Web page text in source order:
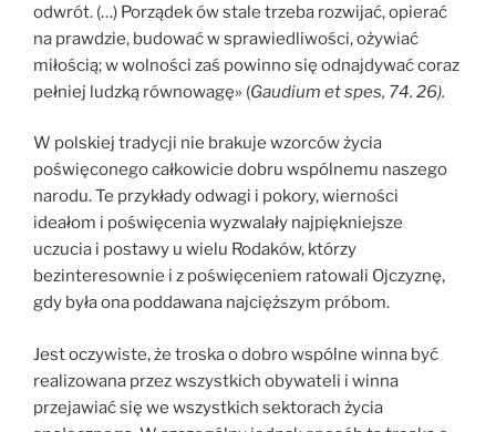
odwrót. (…) Porządek ów stale trzeba rozwijać, opierać
na prawdzie, budować w sprawiedliwości, ożywiać
miłością; w wolności zaś powinno się odnajdywać coraz
pełniej ludzką równowagę» (Gaudium et spes, 74. 26).
W polskiej tradycji nie brakuje wzorców życia
poświęconego całkowicie dobru wspólnemu naszego
narodu. Te przykłady odwagi i pokory, wierności
ideałom i poświęcenia wyzwalały najpiękniejsze
uczucia i postawy u wielu Rodaków, którzy
bezinteresownie i z poświęceniem ratowali Ojczyznę,
gdy była ona poddawana najcięższym próbom.
Jest oczywiste, że troska o dobro wspólne winna być
realizowana przez wszystkich obywateli i winna
przejawiać się we wszystkich sektorach życia